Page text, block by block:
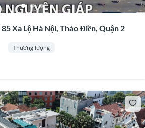
Xa Lộ Hà Nội, Thảo Điền, Quận 2
Thương lượng